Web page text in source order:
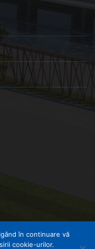
în continuare vă
cookie-urilor.